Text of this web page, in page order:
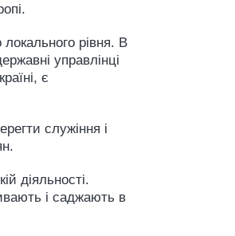
рівня. В
управлінці
є
служіння і
діяльності.
і саджають в